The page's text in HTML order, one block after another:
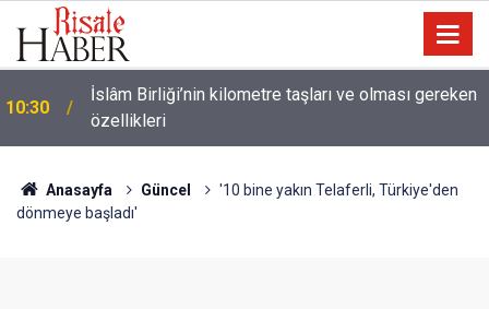
09:47
Ünlü futbolcu Dembele: Eşimin yüzünü
göstermemesi dini bir mesele!
Anasayfa Güncel
'10 bine yakın Telaferli, Türkiye'den
dönmeye başladı'